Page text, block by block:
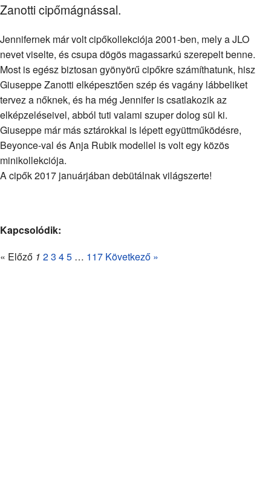
Zanotti cipőmágnással.
Jennifernek már volt cipőkollekciója 2001-ben, mely a JLO
nevet viselte, és csupa dögös magassarkú szerepelt benne.
Most is egész biztosan gyönyörű cipőkre számíthatunk, hisz
Giuseppe Zanotti elképesztően szép és vagány lábbeliket
tervez a nőknek, és ha még Jennifer is csatlakozik az
elképzeléseivel, abból tuti valami szuper dolog sül ki.
Giuseppe már más sztárokkal is lépett együttműködésre,
Beyonce-val és Anja Rubik modellel is volt egy közös
minikollekciója.
A cipők 2017 januárjában debütálnak világszerte!
Kapcsolódik:
« Előző 1 23 45 … 117 Következő »